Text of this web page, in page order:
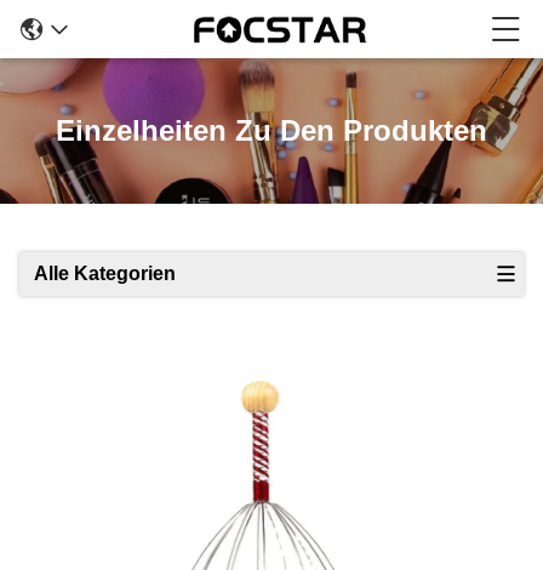
Einzelheiten Zu Den Produkten
Alle Kategorien